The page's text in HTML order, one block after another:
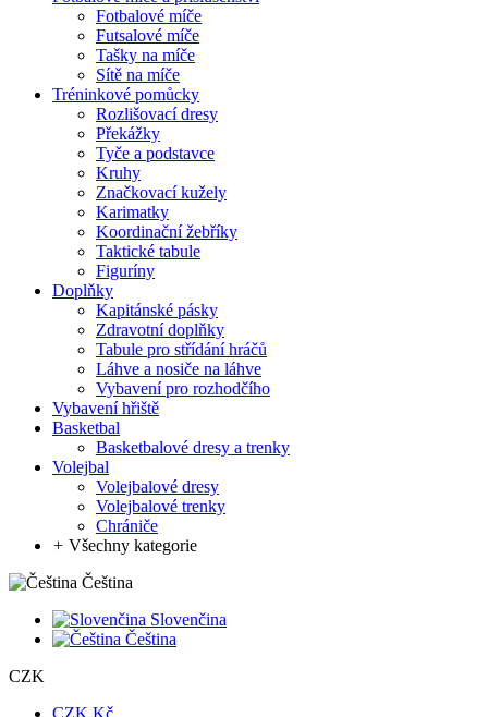
Fotbalové míče
Futsalové míče
Tašky na míče
Sítě na míče
Tréninkové pomůcky
Rozlišovací dresy
Překážky
Tyče a podstavce
Kruhy
Značkovací kužely
Karimatky
Koordinační žebříky
Taktické tabule
Figuríny
Doplňky
Kapitánské pásky
Zdravotní doplňky
Tabule pro střídání hráčů
Láhve a nosiče na láhve
Vybavení pro rozhodčího
Vybavení hřiště
Basketbal
Basketbalové dresy a trenky
Volejbal
Volejbalové dresy
Volejbalové trenky
Chrániče
+ Všechny kategorie
Čeština
Slovenčina
Čeština
CZK
CZK Kč